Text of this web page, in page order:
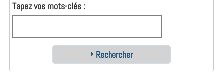
Tapez vos mots-clés :
Rechercher